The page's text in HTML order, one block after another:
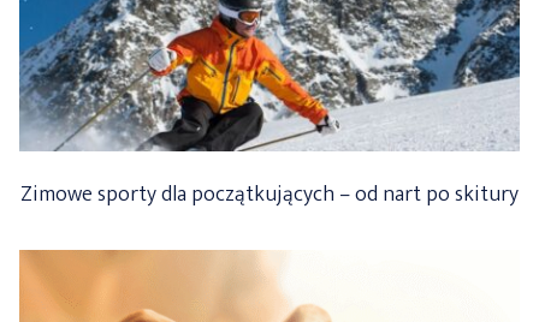
Zimowe sporty dla początkujących – od nart po skitury